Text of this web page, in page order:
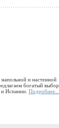
и настенной
богатый выбор
Испании. Подробнее...